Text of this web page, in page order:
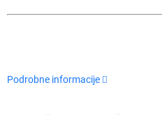
Podrobne informacije